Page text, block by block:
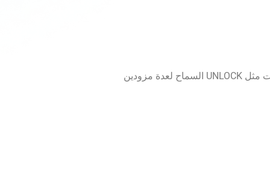
التوريد الرقمي يزيل التخمين من التسعير. بدلاً من القبول بعرض واحد أو الاعتماد على وكالة عبر صديق، تتيح لك منصات مثل UNLOCK السماح لعدة مزودين